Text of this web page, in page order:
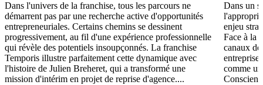
Dans l'univers de la franchise, tous les parcours ne
démarrent pas par une recherche active d'opportunités
entrepreneuriales. Certains chemins se dessinent
progressivement, au fil d'une expérience professionnelle
qui révèle des potentiels insoupçonnés. La franchise
Temporis illustre parfaitement cette dynamique avec
l'histoire de Julien Breheret, qui a transformé une
mission d'intérim en projet de reprise d'agence....
Dans un
enjeu
Face à la
canaux
comme
Conscient